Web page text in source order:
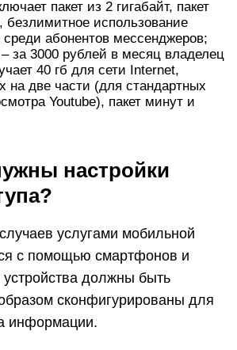
пакет из 2 гигабайт, пакет
безлимитное использование
абонентов мессенджеров;
за 3000 рублей в месяц владелец
40 гб для сети Internet,
на две части (для стандартных
Youtube), пакет минут и
настройки
услугами мобильной
с помощью смартфонов и
должны быть
сконфигурированы для
информации.